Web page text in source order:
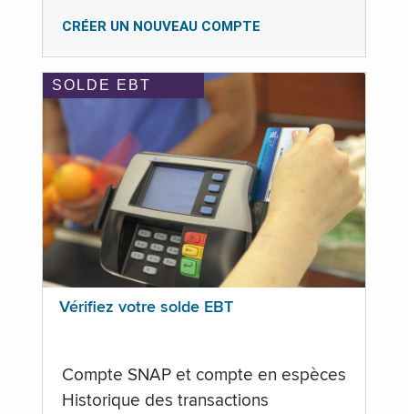
CRÉER UN NOUVEAU COMPTE
SOLDE EBT
Vérifiez votre solde EBT
Compte SNAP et compte en espèces
Historique des transactions